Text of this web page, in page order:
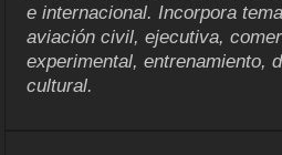
e internacional. Incorpora
aviación civil, ejecutiva,
experimental, entrenamiento,
cultural.